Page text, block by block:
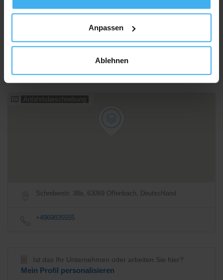
Anpassen
Ablehnen
Anfahrtsbeschreibung
Schreberstr. 38a, 63069 Offenbach, Deutschland
+4969835555
Ist das Ihr Unternehmen oder arbeiten Sie hier?
Mein Profil personalisieren